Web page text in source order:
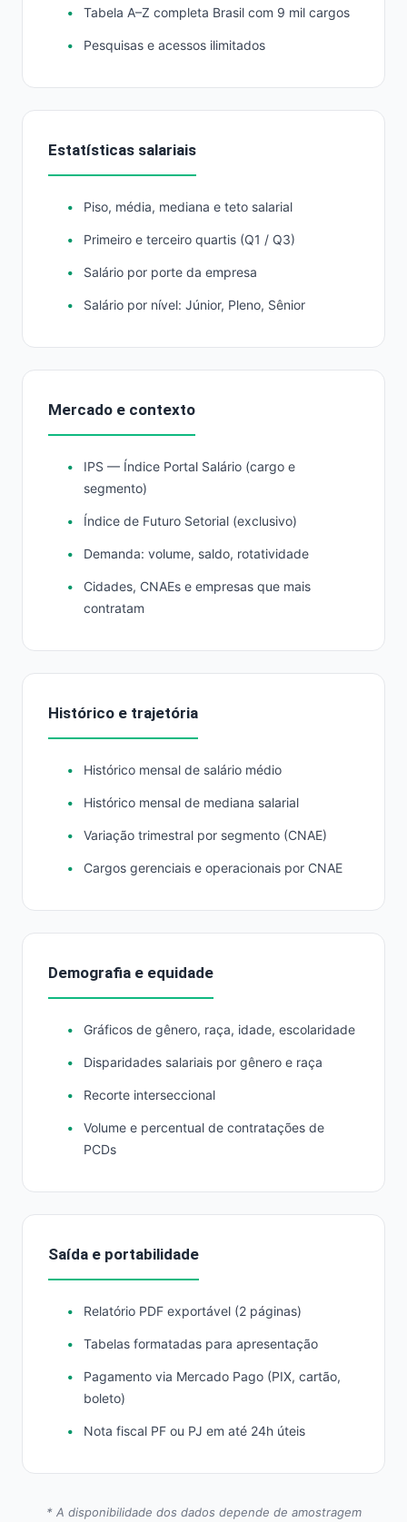
Tabela A–Z completa Brasil com 9 mil cargos
Pesquisas e acessos ilimitados
Estatísticas salariais
Piso, média, mediana e teto salarial
Primeiro e terceiro quartis (Q1 / Q3)
Salário por porte da empresa
Salário por nível: Júnior, Pleno, Sênior
Mercado e contexto
IPS — Índice Portal Salário (cargo e
segmento)
Índice de Futuro Setorial (exclusivo)
Demanda: volume, saldo, rotatividade
Cidades, CNAEs e empresas que mais
contratam
Histórico e trajetória
Histórico mensal de salário médio
Histórico mensal de mediana salarial
Variação trimestral por segmento (CNAE)
Cargos gerenciais e operacionais por CNAE
Demografia e equidade
Gráficos de gênero, raça, idade, escolaridade
Disparidades salariais por gênero e raça
Recorte interseccional
Volume e percentual de contratações de
PCDs
Saída e portabilidade
Relatório PDF exportável (2 páginas)
Tabelas formatadas para apresentação
Pagamento via Mercado Pago (PIX, cartão,
boleto)
Nota fiscal PF ou PJ em até 24h úteis
* A disponibilidade dos dados depende de amostragem